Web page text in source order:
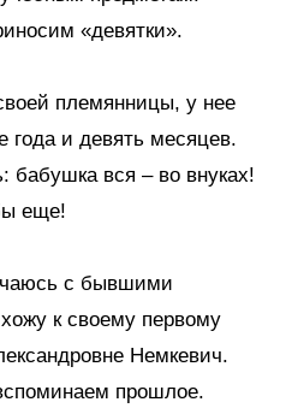
«девятки».
племянницы, у нее
года и девять месяцев.
бабушка вся – во внуках!
еще!
с бывшими
к своему первому
Немкевич.
прошлое.